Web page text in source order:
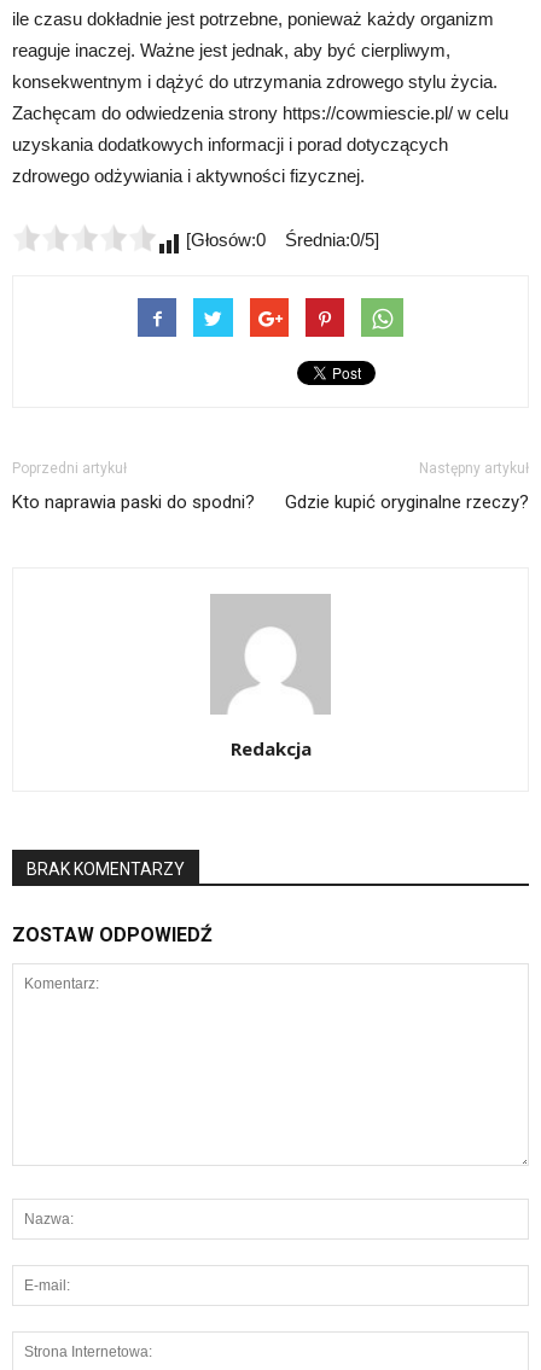
ile czasu dokładnie jest potrzebne, ponieważ każdy organizm
reaguje inaczej. Ważne jest jednak, aby być cierpliwym,
konsekwentnym i dążyć do utrzymania zdrowego stylu życia.
Zachęcam do odwiedzenia strony https://cowmiescie.pl/ w celu
uzyskania dodatkowych informacji i porad dotyczących
zdrowego odżywiania i aktywności fizycznej.
[Głosów:0 Średnia:0/5]
Poprzedni artykuł
Kto naprawia paski do spodni?
Następny artykuł
Gdzie kupić oryginalne rzeczy?
Redakcja
BRAK KOMENTARZY
ZOSTAW ODPOWIEDŹ